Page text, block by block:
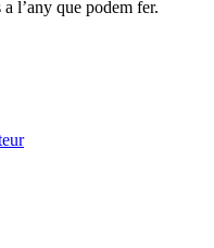
l’any que podem fer.